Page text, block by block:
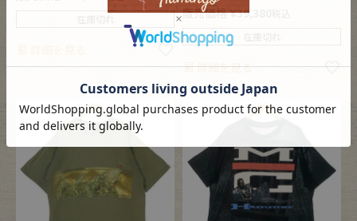
販売価格 ¥39,380
詳細を見る